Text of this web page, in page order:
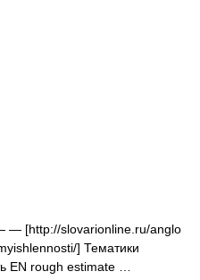
— [http://slovarionline.ru/anglo
] Тематики
EN rough estimate …